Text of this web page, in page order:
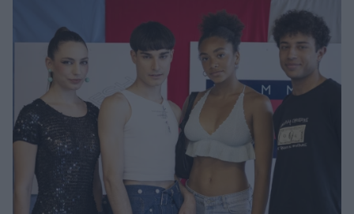
Beauty News
Well being
Ψυχολογία
Υγεία + Διατροφή
Σχέσεις & Σεξ
Woman Power